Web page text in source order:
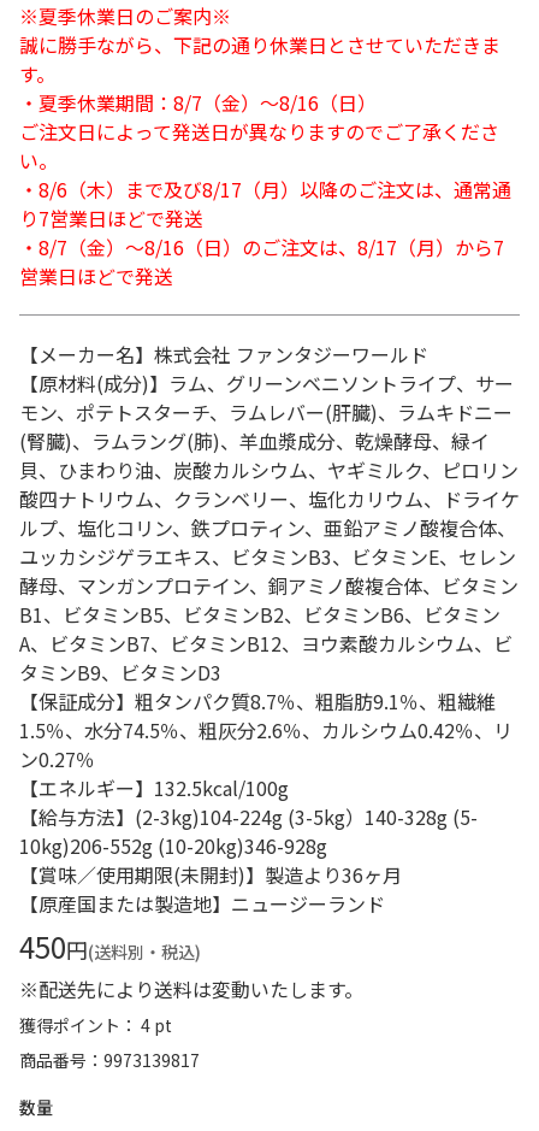
※夏季休業日のご案内※
誠に勝手ながら、下記の通り休業日とさせていただきま
す。
・夏季休業期間：8/7（金）～8/16（日）
ご注文日によって発送日が異なりますのでご了承くださ
い。
・8/6（木）まで及び8/17（月）以降のご注文は、通常通
り7営業日ほどで発送
・8/7（金）～8/16（日）のご注文は、8/17（月）から7
営業日ほどで発送
【メーカー名】株式会社 ファンタジーワールド
【原材料(成分)】ラム、グリーンベニソントライプ、サー
モン、ポテトスターチ、ラムレバー(肝臓)、ラムキドニー
(腎臓)、ラムラング(肺)、羊血漿成分、乾燥酵母、緑イ
貝、ひまわり油、炭酸カルシウム、ヤギミルク、ピロリン
酸四ナトリウム、クランベリー、塩化カリウム、ドライケ
ルプ、塩化コリン、鉄プロティン、亜鉛アミノ酸複合体、
ユッカシジゲラエキス、ビタミンB3、ビタミンE、セレン
酵母、マンガンプロテイン、銅アミノ酸複合体、ビタミン
B1、ビタミンB5、ビタミンB2、ビタミンB6、ビタミン
A、ビタミンB7、ビタミンB12、ヨウ素酸カルシウム、ビ
タミンB9、ビタミンD3
【保証成分】粗タンパク質8.7％、粗脂肪9.1％、粗繊維
1.5％、水分74.5％、粗灰分2.6％、カルシウム0.42％、リ
ン0.27％
【エネルギー】132.5kcal/100g
【給与方法】(2-3kg)104-224g (3-5kg）140-328g (5-
10kg)206-552g (10-20kg)346-928g
【賞味／使用期限(未開封)】製造より36ヶ月
【原産国または製造地】ニュージーランド
450円(送料別・税込)
※配送先により送料は変動いたします。
獲得ポイント： 4 pt
商品番号
9973139817
数量